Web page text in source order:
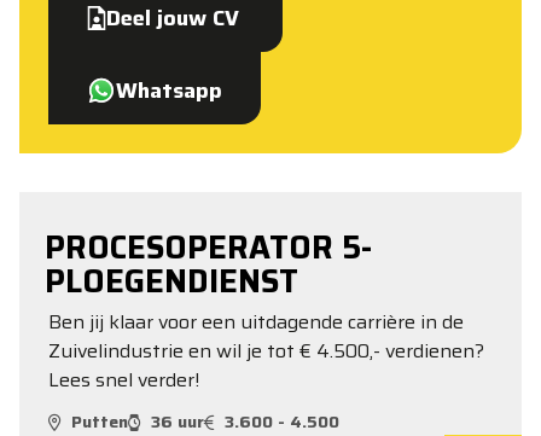
Deel jouw CV
Whatsapp
PROCESOPERATOR 5-
PLOEGENDIENST
Ben jij klaar voor een uitdagende carrière in de
Zuivelindustrie en wil je tot € 4.500,- verdienen?
Lees snel verder!
Putten 36 uur 3.600 - 4.500